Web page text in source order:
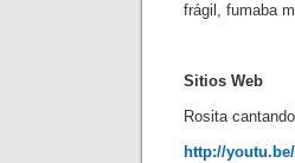
frágil, fumaba
Sitios Web
Rosita
http://